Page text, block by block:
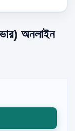
অনলাইন